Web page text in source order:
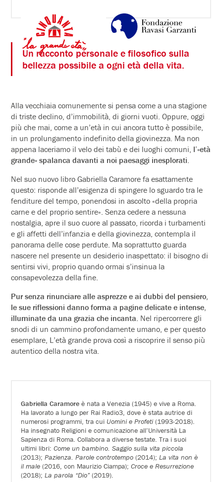
Un racconto personale e filosofico sulla
bellezza possibile a ogni età della vita.
Alla vecchiaia comunemente si pensa come a una stagione
di triste declino, d’immobilità, di giorni vuoti. Oppure, oggi
più che mai, come a un’età in cui ancora tutto è possibile,
in un prolungamento indefinito della giovinezza. Ma non
appena laceriamo il velo dei tabù e dei luoghi comuni, l’«età
grande» spalanca davanti a noi paesaggi inesplorati
Nel suo nuovo libro Gabriella Caramore fa esattamente
questo: risponde all’esigenza di spingere lo sguardo tra le
fenditure del tempo, ponendosi in ascolto «della propria
carne e del proprio sentire». Senza cedere a nessuna
nostalgia, apre il suo cuore al passato, ricorda i turbamenti
e gli affetti dell’infanzia e della giovinezza, contempla il
panorama delle cose perdute. Ma soprattutto guarda
nascere nel presente un desiderio inaspettato: il bisogno di
sentirsi vivi, proprio quando ormai s’insinua la
consapevolezza della fine.
Pur senza rinunciare alle asprezze e ai dubbi del pensiero,
le sue riflessioni danno forma a pagine delicate e intense,
illuminate da una grazia che incanta. Nel ripercorrere gli
snodi di un cammino profondamente umano, e per questo
esemplare, L’età grande prova così a riscoprire il senso più
autentico della nostra vita.
Gabriella Caramore è nata a Venezia (1945) e vive a Roma.
Ha lavorato a lungo per Rai Radio3, dove è stata autrice di
numerosi programmi, tra cui Uomini e Profeti(1993-2018).
Ha insegnato Religioni e comunicazione all’Università La
Sapienza di Roma. Collabora a diverse testate. Tra i suoi
ultimi libri:Come un bambino. Saggio sulla vita piccola
(2013);Pazienza. Parole controtempo (2014);La vita non è
il male (2016, con Maurizio Ciampa);Croce e Resurrezione
(2018);La parola “Dio”(2019).